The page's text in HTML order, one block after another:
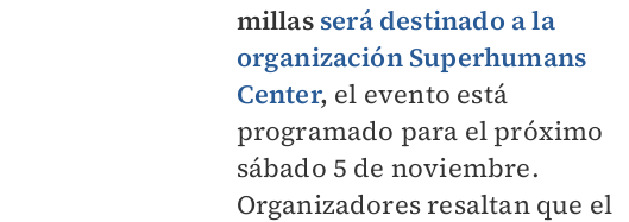
millas será destinado a la
organización Superhumans
Center, el evento está
programado para el próximo
sábado 5 de noviembre.
Organizadores resaltan que el